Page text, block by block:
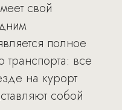
свой
полное
транспорта: все
на курорт
собой